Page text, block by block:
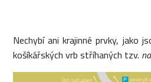
Nechybí ani krajinné prvky, jako
košíkářských vrb stříhaných tzv.